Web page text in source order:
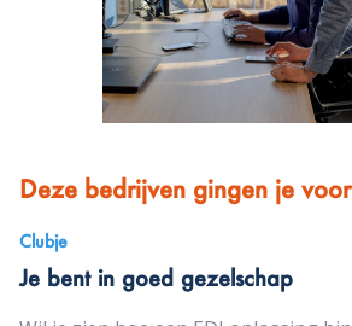
Deze bedrijven gingen je voor
Clubje
Je bent in goed gezelschap